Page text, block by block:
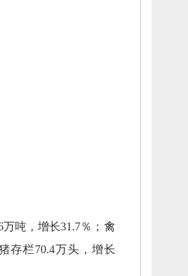
万吨，增长31.7％； 禽
存栏70.4万头， 增长